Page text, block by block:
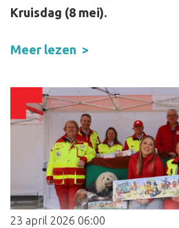
Kruisdag (8 mei).
Meer lezen
23 april 2026 06:00